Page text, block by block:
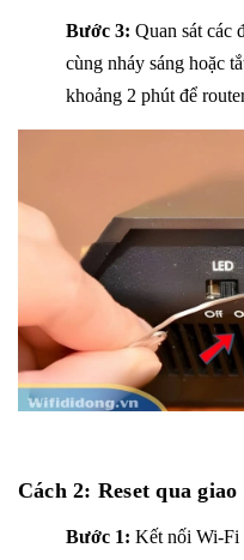
Bước 3: Quan sát các
cùng nháy sáng hoặc
khoảng 2 phút để
Cách 2: Reset qua giao
Bước 1: Kết nối Wi-Fi